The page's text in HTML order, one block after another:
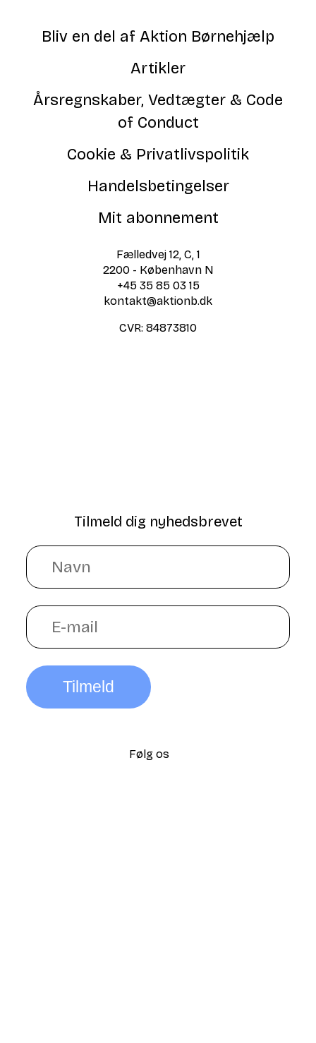
Bliv en del af Aktion Børnehjælp
Artikler
Årsregnskaber, Vedtægter & Code
of Conduct
Cookie & Privatlivspolitik
Handelsbetingelser
Mit abonnement
Fælledvej 12, C, 1
2200 - København N
+45 35 85 03 15
kontakt@aktionb.dk
CVR: 84873810
Tilmeld dig nyhedsbrevet
Tilmeld
Følg os